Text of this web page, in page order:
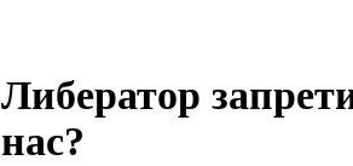
Либератор
нас?